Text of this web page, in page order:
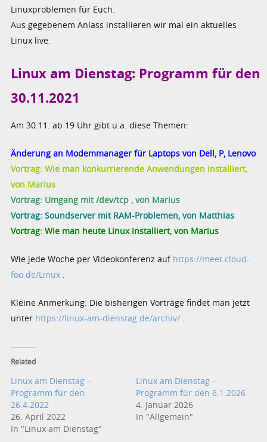
Linuxproblemen für Euch.
Aus gegebenem Anlass installieren wir mal ein aktuelles
Linux live.
Linux am Dienstag: Programm für den
30.11.2021
Am 30.11. ab 19 Uhr gibt u.a. diese Themen:
Änderung an Modemmanager für Laptops von Dell, P, Lenovo
Vortrag: Wie man konkurrierende Anwendungen installiert,
von Marius
Vortrag: Umgang mit /dev/tcp , von Marius
Vortrag: Soundserver mit RAM-Problemen, von Matthias
Vortrag: Wie man heute Linux installiert, von Marius
Wie jede Woche per Videokonferenz auf https://meet.cloud-
foo.de/Linux .
Kleine Anmerkung: Die bisherigen Vorträge findet man jetzt
unter https://linux-am-dienstag.de/archiv/ .
Related
Linux am Dienstag –
Programm für den
26.4.2022
26. April 2022
In "Linux am Dienstag"
Linux am Dienstag –
Programm für den 6.1.2026
4. Januar 2026
In "Allgemein"